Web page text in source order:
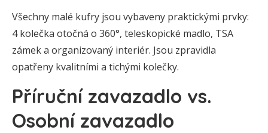
Všechny malé kufry jsou vybaveny praktickými prvky:
4 kolečka otočná o 360°, teleskopické madlo, TSA
zámek a organizovaný interiér. Jsou zpravidla
opatřeny kvalitními a tichými kolečky.
Příruční zavazadlo vs.
Osobní zavazadlo